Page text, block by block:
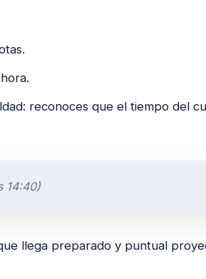
reconoces que el tiempo del
14:40)
llega preparado y puntual